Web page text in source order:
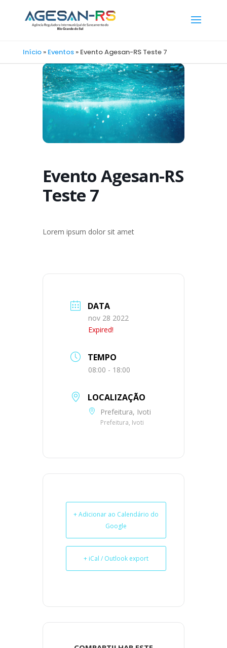
Início» Eventos» Evento Agesan-RS Teste 7
Evento Agesan-RS
Teste 7
Lorem ipsum dolor sit amet
DATA
nov 28 2022
Expired!
TEMPO
08:00 - 18:00
LOCALIZAÇÃO
Prefeitura, Ivoti
Prefeitura, Ivoti
+ Adicionar ao Calendário do
Google
+ iCal / Outlook export